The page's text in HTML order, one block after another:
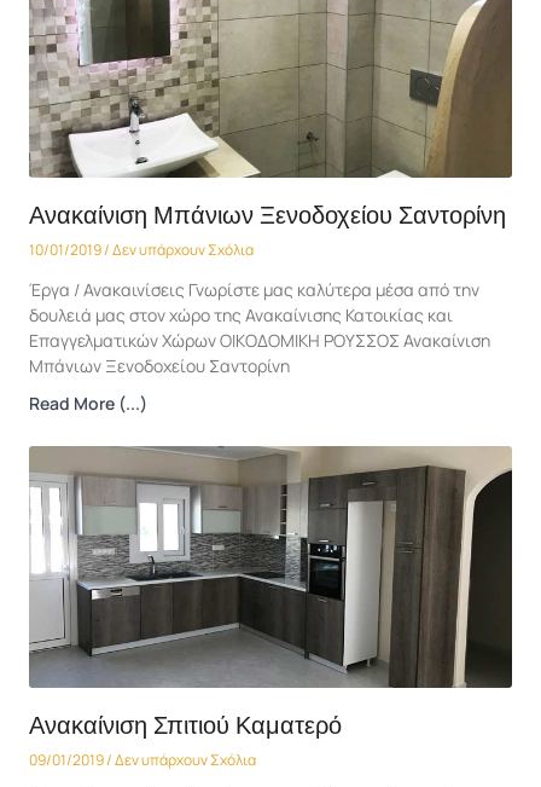
Ανακαίνιση Μπάνιων Ξενοδοχείου Σαντορίνη
10/01/2019 Δεν υπάρχουν Σχόλια
Έργα / Ανακαινίσεις Γνωρίστε μας καλύτερα μέσα από την
δουλειά μας στον χώρο της Ανακαίνισης Κατοικίας και
Επαγγελματικών Χώρων ΟΙΚΟΔΟΜΙΚΗ ΡΟΥΣΣΟΣ Ανακαίνιση
Μπάνιων Ξενοδοχείου Σαντορίνη
Read More (...)
Ανακαίνιση Σπιτιού Καματερό
09/01/2019 Δεν υπάρχουν Σχόλια